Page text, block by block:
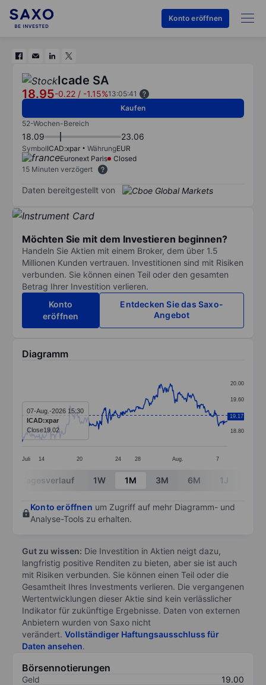
Konto eröffnen
Icade SA
18.95-0.22 / -1.15%13:05:41
Kaufen
52-Wochen-Bereich
18.09 23.06
SymbolICAD:xpar WährungEUR
Euronext Paris
Closed
15 Minuten verzögert
Daten bereitgestellt von
Möchten Sie mit dem Investieren beginnen?
Handeln Sie Aktien mit einem Broker, dem über 1.5
Millionen Kunden vertrauen. Investitionen sind mit Risiken
verbunden. Sie können einen Teil oder den gesamten
Betrag Ihrer Investition verlieren.
Konto
eröffnen
Entdecken Sie das Saxo-
Angebot
Diagramm
Line chart with 357 data points.
The chart has 1 X axis displaying categories.
The chart has 1 Y axis displaying values. Data ranges
Juli 14 20 24 28 Aug. 7
18.80
19.20
19.60
20.00
19.17
07-Aug.-2026 15:30
ICAD:xpar
Close19.02
End of interactive chart.
Tagesverlauf 1W 1M 3M 6M 1J
Konto eröffnen um Zugriff auf mehr Diagramm- und
Analyse-Tools zu erhalten.
Gut zu wissen: Die Investition in Aktien neigt dazu,
langfristig positive Renditen zu bieten, aber sie ist auch
mit Risiken verbunden. Sie können einen Teil oder die
Gesamtheit Ihres Investments verlieren. Die vergangenen
Wertentwicklungen dieser Aktie sind kein verlässlicher
Indikator für zukünftige Ergebnisse. Daten von externen
Anbietern wurden von Saxo nicht
verändert. Vollständiger Haftungsausschluss für
Daten ansehen.
Börsennotierungen
Geld
19.00